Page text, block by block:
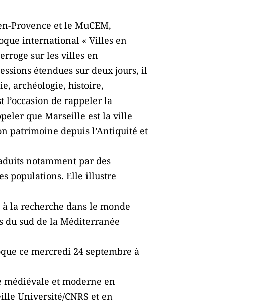
Provence et le MuCEM,
international « Villes en
sur les villes en
étendues sur deux jours, il
archéologie, histoire,
l’occasion de rappeler la
que Marseille est la ville
patrimoine depuis l’Antiquité et
notamment par des
populations. Elle illustre
la recherche dans le monde
du sud de la Méditerranée
ce mercredi 24 septembre à
médiévale et moderne en
Université/CNRS et en